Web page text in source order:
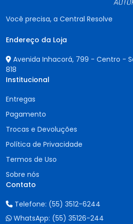
Você precisa, a Central Resolve
Endereço da Loja
Avenida Inhacorá, 799 - Centro -
818
Institucional
Entregas
Pagamento
Trocas e Devoluções
Política de Privacidade
Termos de Uso
Sobre nós
Contato
Telefone: (55) 3512-6244
WhatsApp: (55) 35126-244